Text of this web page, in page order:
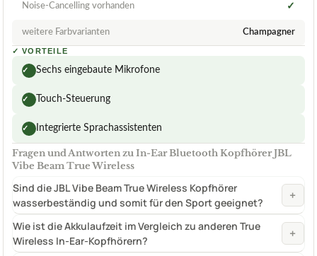
Noise-Cancelling vorhanden ✓
weitere Farbvarianten Champagner
✓ VORTEILE
✓ Sechs eingebaute Mikrofone
✓ Touch-Steuerung
✓ Integrierte Sprachassistenten
Fragen und Antworten zu In-Ear Bluetooth Kopfhörer JBL
Vibe Beam True Wireless
Sind die JBL Vibe Beam True Wireless Kopfhörer
wasserbeständig und somit für den Sport geeignet?
+
Wie ist die Akkulaufzeit im Vergleich zu anderen True
Wireless In-Ear-Kopfhörern?
+